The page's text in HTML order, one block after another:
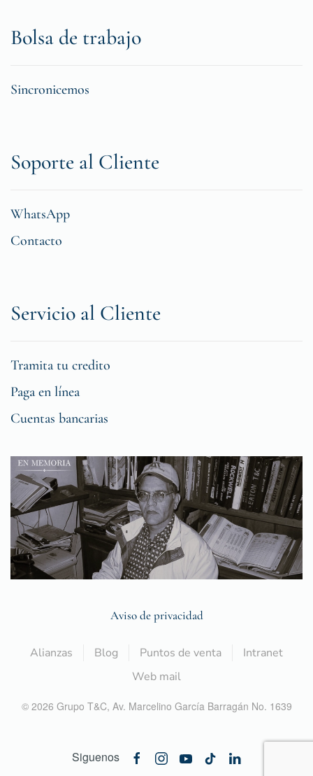
Bolsa de trabajo
Sincronicemos
Soporte al Cliente
WhatsApp
Contacto
Servicio al Cliente
Tramita tu credito
Paga en línea
Cuentas bancarias
Aviso de privacidad
Alianzas Blog Puntos de venta
Intranet
Web mail
© 2026 Grupo T&C, Av. Marcelino García Barragán No. 1639
Siguenos